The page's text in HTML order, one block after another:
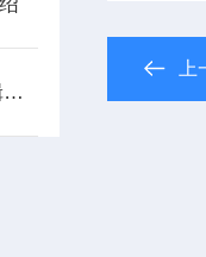
简述140CPS21400可编程逻辑控制器主要组成部分的功能特点